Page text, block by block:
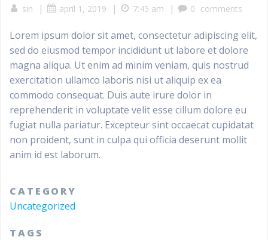
sin | april 1, 2019 | 7:45 am | 0 comments
Lorem ipsum dolor sit amet, consectetur adipiscing elit,
sed do eiusmod tempor incididunt ut labore et dolore
magna aliqua. Ut enim ad minim veniam, quis nostrud
exercitation ullamco laboris nisi ut aliquip ex ea
commodo consequat. Duis aute irure dolor in
reprehenderit in voluptate velit esse cillum dolore eu
fugiat nulla pariatur. Excepteur sint occaecat cupidatat
non proident, sunt in culpa qui officia deserunt mollit
anim id est laborum.
CATEGORY
Uncategorized
TAGS